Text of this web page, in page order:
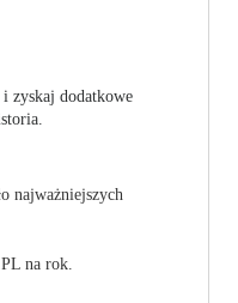
zyskaj dodatkowe
najważniejszych
na rok.